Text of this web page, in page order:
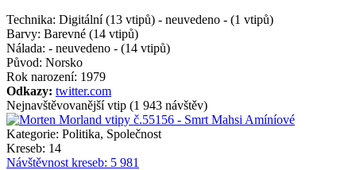
Technika: Digitální (13 vtipů) - neuvedeno - (1 vtipů)
Barvy: Barevné (14 vtipů)
Nálada: - neuvedeno - (14 vtipů)
Původ: Norsko
Rok narození: 1979
Odkazy: twitter.com
Nejnavštěvovanější vtip (1 943 návštěv)
Kategorie: Politika, Společnost
Kreseb: 14
Návštěvnost kreseb: 5 981